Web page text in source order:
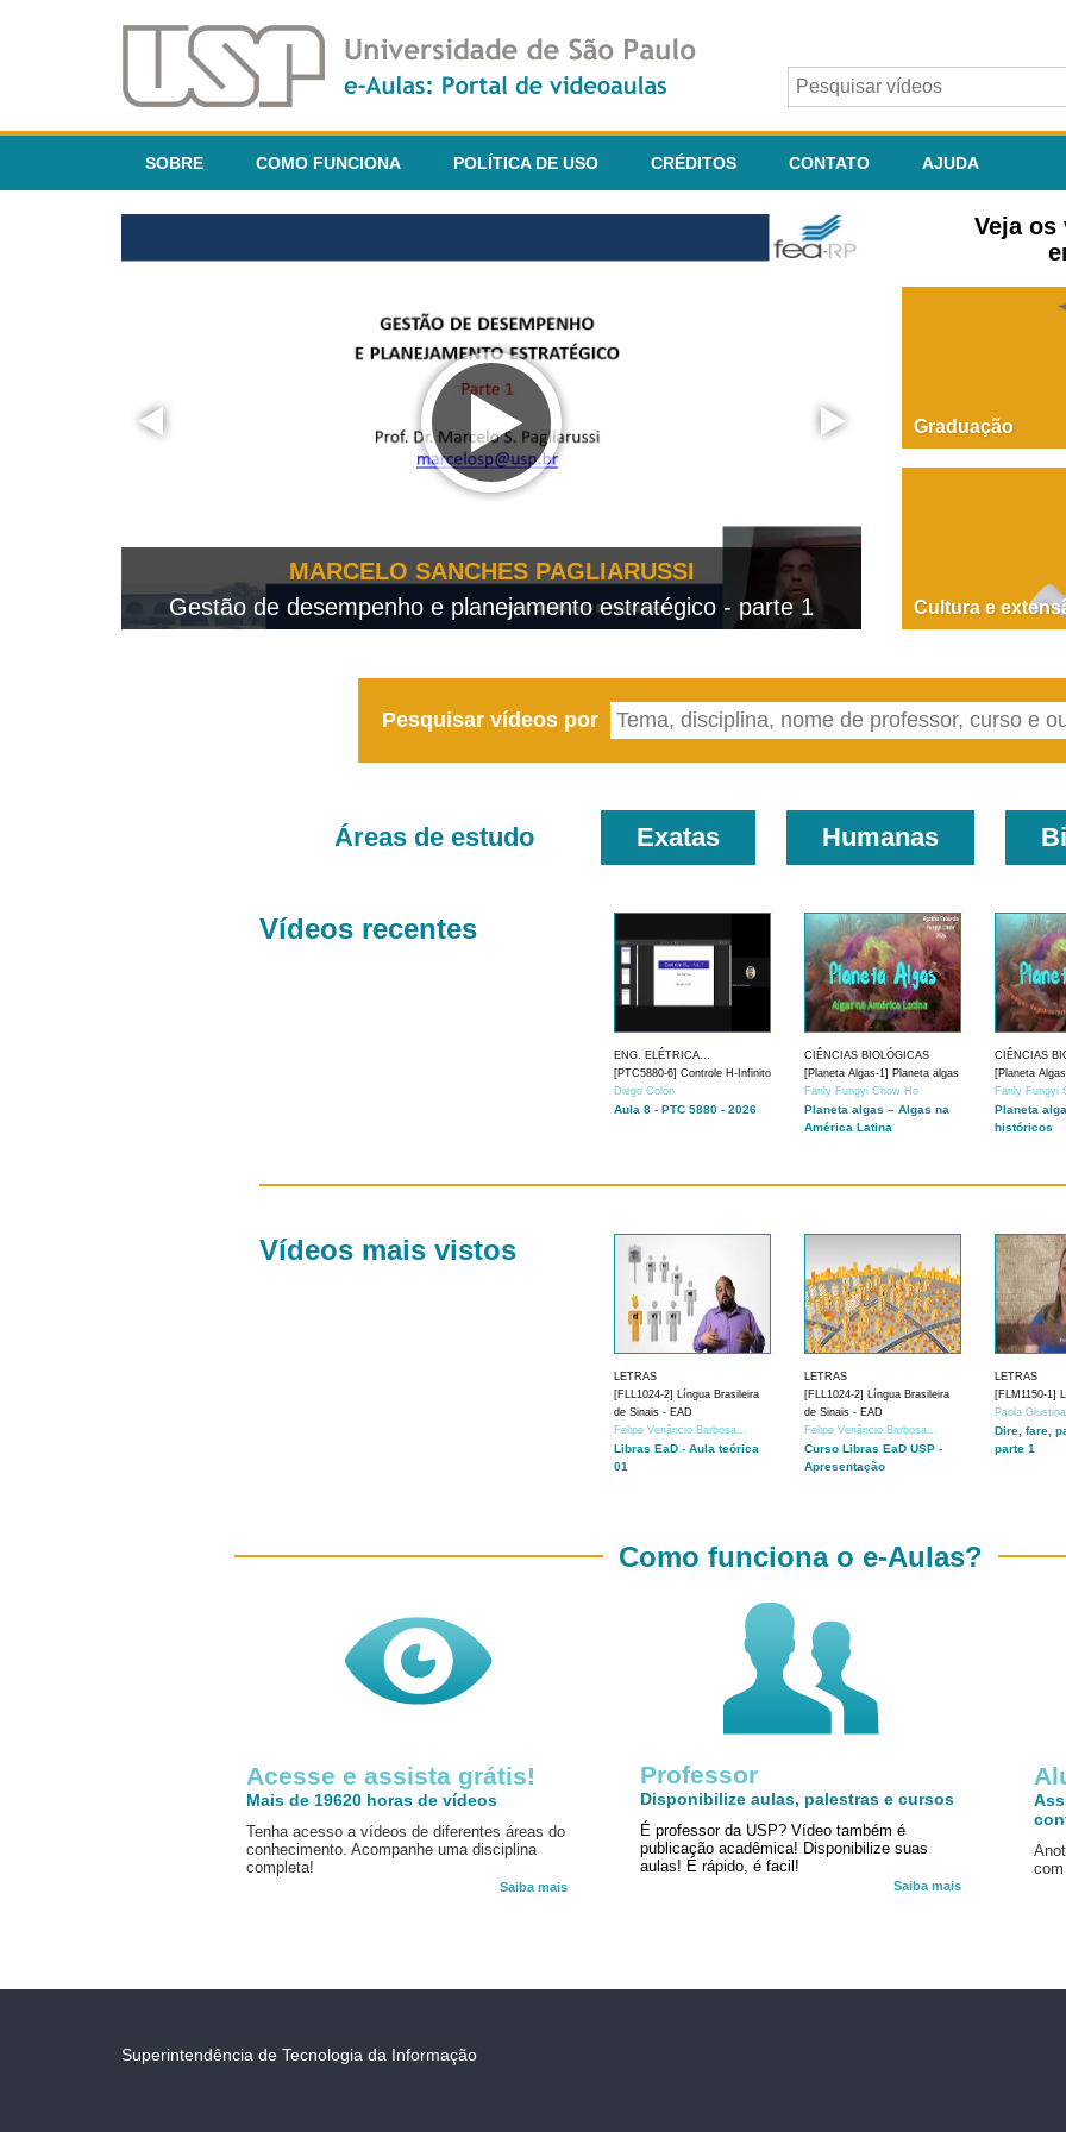
SOBRE COMO FUNCIONA POLÍTICA DE USO CRÉDITOS CONTATO AJUDA
MARCELO SANCHES PAGLIARUSSI
Gestão de desempenho e planejamento estratégico - parte 1
Veja
Graduação
Cultura e
Pesquisar vídeos por
Áreas de estudo Exatas Humanas
Vídeos recentes
ENG. ELÉTRICA...
[PTC5880-6] Controle H-Infinito
Diego Colón
Aula 8 - PTC 5880 - 2026
CIÊNCIAS BIOLÓGICAS
[Planeta Algas-1] Planeta algas
Fanly Fungyi Chow Ho
Planeta algas – Algas na
América Latina
CIÊNCIAS
[Planeta
Fanly Fungyi
Planeta
históricos
Vídeos mais vistos
LETRAS
[FLL1024-2] Língua Brasileira
de Sinais - EAD
Felipe Venâncio Barbosa...
Libras EaD - Aula teórica
01
LETRAS
[FLL1024-2] Língua Brasileira
de Sinais - EAD
Felipe Venâncio Barbosa...
Curso Libras EaD USP -
Apresentação
LETRAS
[FLM1150-1]
Paola
Dire, fare,
parte 1
Acesse e assista grátis!
Mais de 19620 horas de vídeos
Tenha acesso a vídeos de diferentes áreas do
conhecimento. Acompanhe uma disciplina
completa!
Saiba mais
Como funciona o e-Aulas?
Professor
Disponibilize aulas, palestras e cursos
É professor da USP? Vídeo também é
publicação acadêmica! Disponibilize suas
aulas! É rápido, é facil!
Saiba mais
Superintendência de Tecnologia da Informação